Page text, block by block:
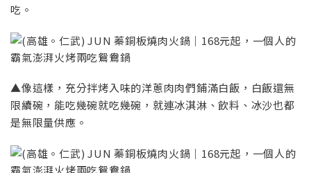
吃。
▲像這樣，充分拌烤入味的洋蔥肉肉們鋪滿白飯，白飯還無
限續碗，能吃幾碗就吃幾碗，就連冰淇淋、飲料、冰沙也都
是無限量供應。